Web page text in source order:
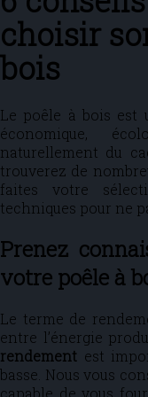
choisir
bois
Le poêle à bois est
économique,
naturellement du
trouverez de
faites votre
techniques pour ne
Prenez
votre poêle à
Le terme de
entre l’énergie
rendement est
basse. Nous vous
capable de vous